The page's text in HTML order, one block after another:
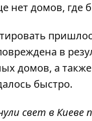
нет домов, где
в
домов, а
быстро.
свет в Киеве